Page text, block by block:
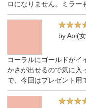
ロになりません。ミラー
by Aoi(
コーラルにゴールドがイ
かさが出せるので気に入
で、今回はプレゼント用